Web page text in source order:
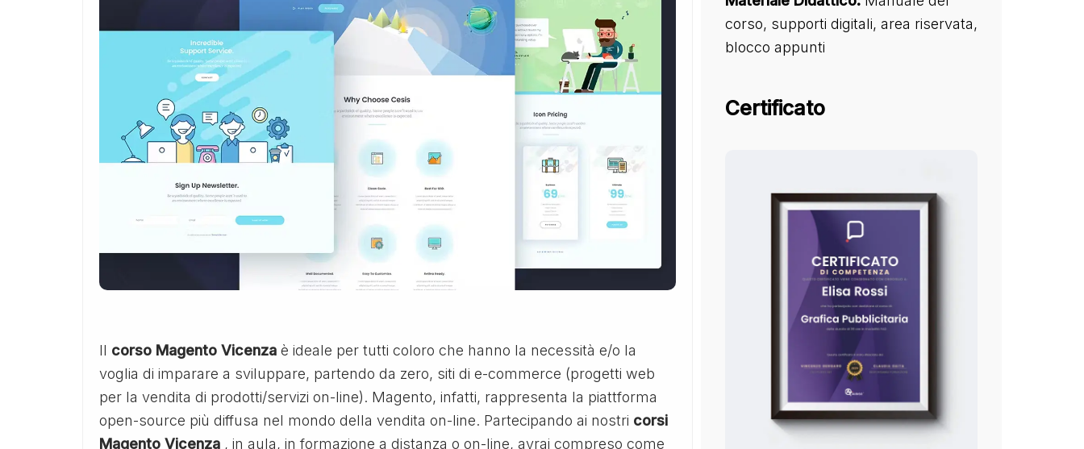
Il corso Magento Vicenza è ideale per tutti coloro che hanno la necessità e/o la
voglia di imparare a sviluppare, partendo da zero, siti di e-commerce (progetti web
per la vendita di prodotti/servizi on-line). Magento, infatti, rappresenta la piattforma
open-source più diffusa nel mondo della vendita on-line. Partecipando ai nostri corsi
Magento Vicenza , in aula, in formazione a distanza o on-line, avrai compreso come
corso, supporti digitali, area riservata,
blocco appunti
Certificato